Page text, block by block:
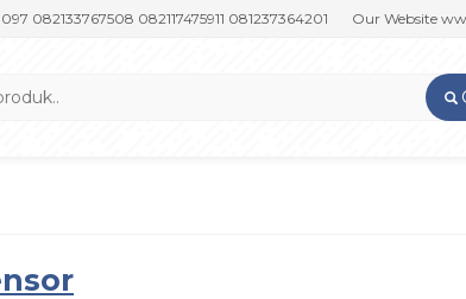
082117475911 081237364201 Our Website